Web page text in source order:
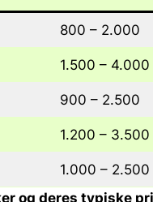
800 – 2.000
1.500 – 4.000
900 – 2.500
1.200 – 3.500
1.000 – 2.500
og deres typiske